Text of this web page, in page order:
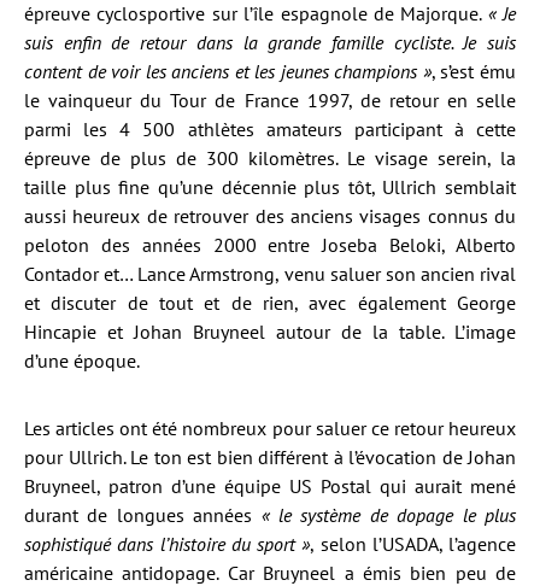
épreuve cyclosportive sur l’île espagnole de Majorque. « Je
suis enfin de retour dans la grande famille cycliste. Je suis
content de voir les anciens et les jeunes champions », s’est ému
le vainqueur du Tour de France 1997, de retour en selle
parmi les 4 500 athlètes amateurs participant à cette
épreuve de plus de 300 kilomètres. Le visage serein, la
taille plus fine qu’une décennie plus tôt, Ullrich semblait
aussi heureux de retrouver des anciens visages connus du
peloton des années 2000 entre Joseba Beloki, Alberto
Contador et… Lance Armstrong, venu saluer son ancien rival
et discuter de tout et de rien, avec également George
Hincapie et Johan Bruyneel autour de la table. L’image
d’une époque.
Les articles ont été nombreux pour saluer ce retour heureux
pour Ullrich. Le ton est bien différent à l’évocation de Johan
Bruyneel, patron d’une équipe US Postal qui aurait mené
durant de longues années « le système de dopage le plus
sophistiqué dans l’histoire du sport », selon l’USADA, l’agence
américaine antidopage. Car Bruyneel a émis bien peu de